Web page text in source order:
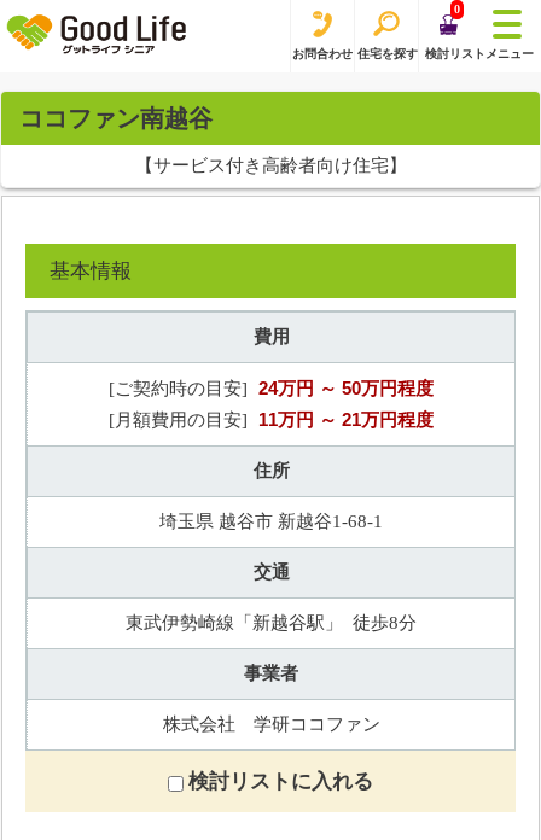
お問合わせ 住宅を探す
0
検討リスト メニュー
ココファン南越谷
【サービス付き高齢者向け住宅】
基本情報
費用
[ご契約時の目安] 24万円 ～ 50万円程度
[月額費用の目安] 11万円 ～ 21万円程度
住所
埼玉県 越谷市 新越谷1‐68‐1
交通
東武伊勢崎線「新越谷駅」 徒歩8分
事業者
株式会社 学研ココファン
検討リストに入れる